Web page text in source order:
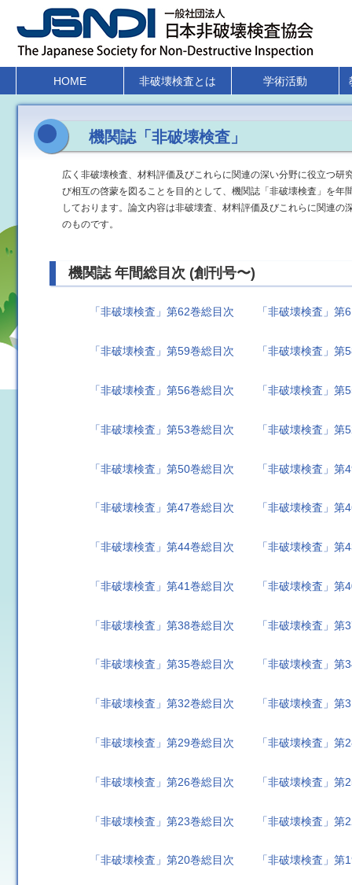
HOME 非破壊検査とは 学術活動
機関誌「非破壊検査」
広く非破壊検査、材料評価及びこれらに関連の深い分野に役立つ
び相互の啓蒙を図ることを目的として、機関誌「非破壊検査」を
しております。論文内容は非破壊査、材料評価及びこれらに関連
のものです。
機関誌 年間総目次 (創刊号〜)
「非破壊検査」第62巻総目次 「非破壊検査」第
「非破壊検査」第59巻総目次 「非破壊検査」第
「非破壊検査」第56巻総目次 「非破壊検査」第
「非破壊検査」第53巻総目次 「非破壊検査」第
「非破壊検査」第50巻総目次 「非破壊検査」第
「非破壊検査」第47巻総目次 「非破壊検査」第
「非破壊検査」第44巻総目次 「非破壊検査」第
「非破壊検査」第41巻総目次 「非破壊検査」第
「非破壊検査」第38巻総目次 「非破壊検査」第
「非破壊検査」第35巻総目次 「非破壊検査」第
「非破壊検査」第32巻総目次 「非破壊検査」第
「非破壊検査」第29巻総目次 「非破壊検査」第
「非破壊検査」第26巻総目次 「非破壊検査」第
「非破壊検査」第23巻総目次 「非破壊検査」第
「非破壊検査」第20巻総目次 「非破壊検査」第